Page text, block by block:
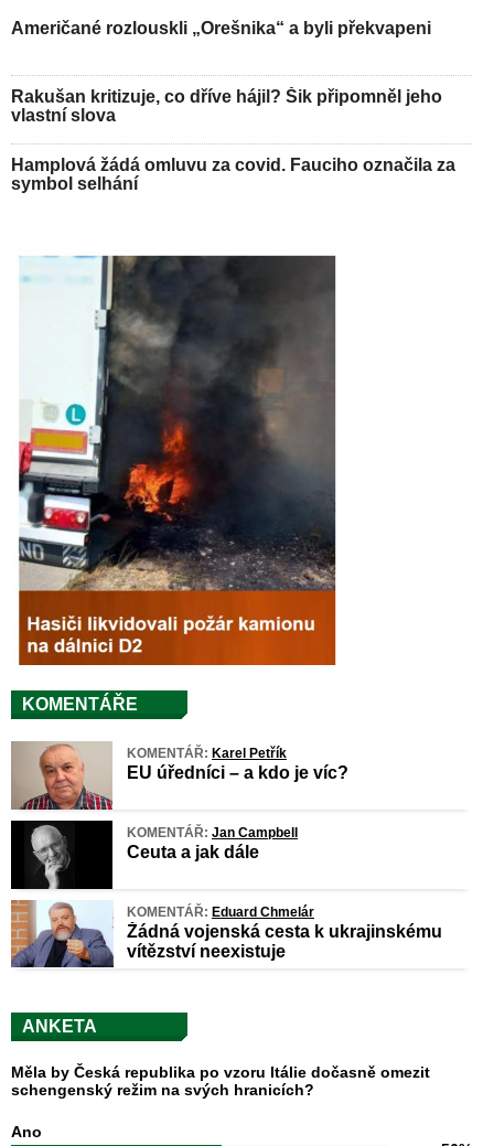
Američané rozlouskli „Orešnika“ a byli překvapeni
Rakušan kritizuje, co dříve hájil? Šik připomněl jeho
vlastní slova
Hamplová žádá omluvu za covid. Fauciho označila za
symbol selhání
KOMENTÁŘE
KOMENTÁŘ: Karel Petřík
EU úředníci – a kdo je víc?
KOMENTÁŘ: Jan Campbell
Ceuta a jak dále
KOMENTÁŘ: Eduard Chmelár
Žádná vojenská cesta k ukrajinskému
vítězství neexistuje
ANKETA
Měla by Česká republika po vzoru Itálie dočasně omezit
schengenský režim na svých hranicích?
Ano